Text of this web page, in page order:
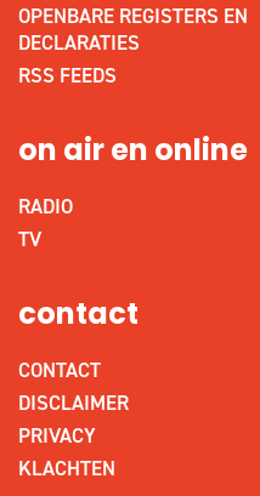
OPENBARE REGISTERS EN
DECLARATIES
RSS FEEDS
on air en online
RADIO
TV
contact
CONTACT
DISCLAIMER
PRIVACY
KLACHTEN